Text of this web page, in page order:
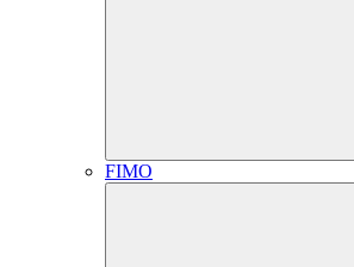
FIMO